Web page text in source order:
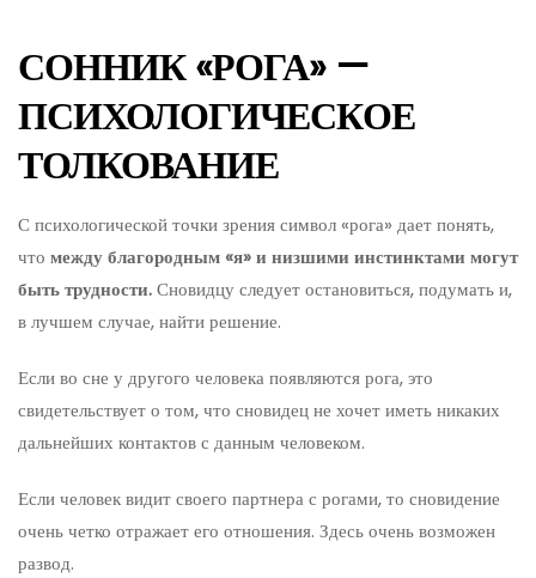
СОННИК «РОГА» —
ПСИХОЛОГИЧЕСКОЕ
ТОЛКОВАНИЕ
С психологической точки зрения символ «рога» дает понять,
что между благородным «я» и низшими инстинктами могут
быть трудности.Сновидцу следует остановиться, подумать и,
в лучшем случае, найти решение.
Если во сне у другого человека появляются рога, это
свидетельствует о том, что сновидец не хочет иметь никаких
дальнейших контактов с данным человеком.
Если человек видит своего партнера с рогами, то сновидение
очень четко отражает его отношения. Здесь очень возможен
развод.